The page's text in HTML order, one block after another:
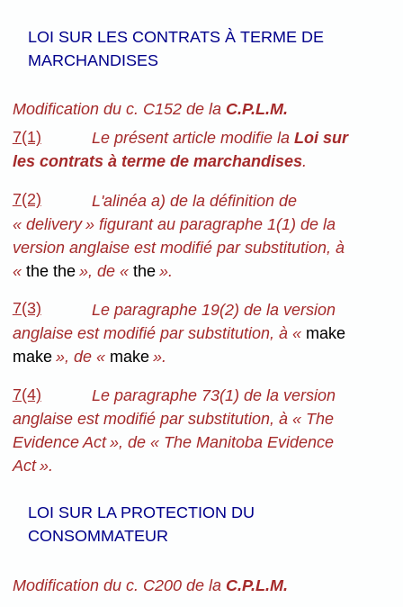
LOI SUR LES CONTRATS À TERME DE
MARCHANDISES
Modification du c. C152 de la C.P.L.M.
7(1)
Le présent article modifie la Loi sur
les contrats à terme de marchandises.
7(2)
L'alinéa a) de la définition de
« delivery » figurant au paragraphe 1(1) de la
version anglaise est modifié par substitution, à
« the the», de « the».
7(3)
Le paragraphe 19(2) de la version
anglaise est modifié par substitution, à « make
make», de « make».
7(4)
Le paragraphe 73(1) de la version
anglaise est modifié par substitution, à « The
Evidence Act », de « The Manitoba Evidence
Act ».
LOI SUR LA PROTECTION DU
CONSOMMATEUR
Modification du c. C200 de la C.P.L.M.